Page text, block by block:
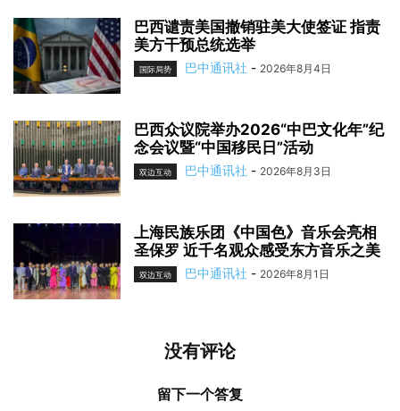
巴西谴责美国撤销驻美大使签证 指责
美方干预总统选举
国际局势 巴中通讯社 - 2026年8月4日
巴西众议院举办2026“中巴文化年”纪
念会议暨“中国移民日”活动
双边互动 巴中通讯社 - 2026年8月3日
上海民族乐团《中国色》音乐会亮相
圣保罗 近千名观众感受东方音乐之美
双边互动 巴中通讯社 - 2026年8月1日
没有评论
留下一个答复